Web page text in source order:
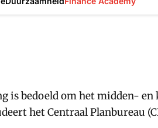
is bedoeld om het midden-
het Centraal Planbureau